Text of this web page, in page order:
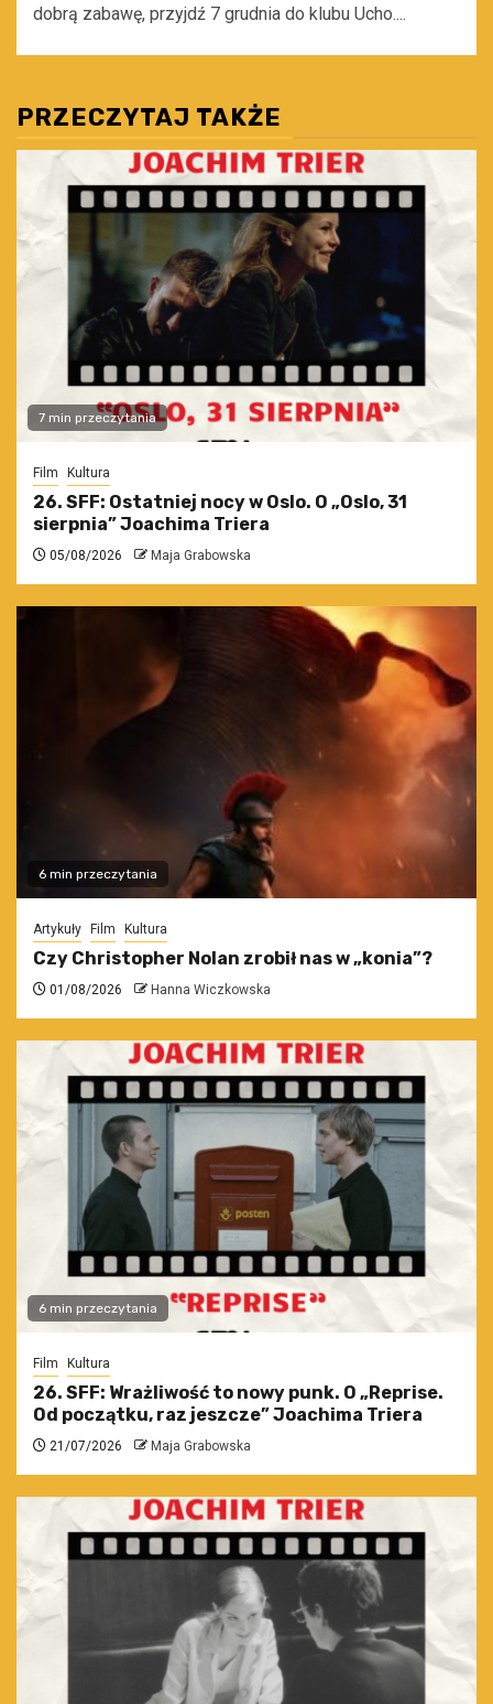
dobrą zabawę, przyjdź 7 grudnia do klubu Ucho....
PRZECZYTAJ TAKŻE
7 min przeczytania
Film Kultura
26. SFF: Ostatniej nocy w Oslo. O „Oslo, 31
sierpnia” Joachima Triera
05/08/2026 Maja Grabowska
6 min przeczytania
Artykuły Film Kultura
Czy Christopher Nolan zrobił nas w „konia”?
01/08/2026 Hanna Wiczkowska
6 min przeczytania
Film Kultura
26. SFF: Wrażliwość to nowy punk. O „Reprise.
Od początku, raz jeszcze” Joachima Triera
21/07/2026 Maja Grabowska